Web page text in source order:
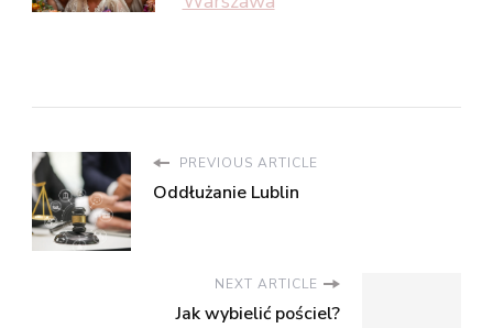
PREVIOUS ARTICLE
Oddłużanie Lublin
NEXT ARTICLE
Jak wybielić pościel?